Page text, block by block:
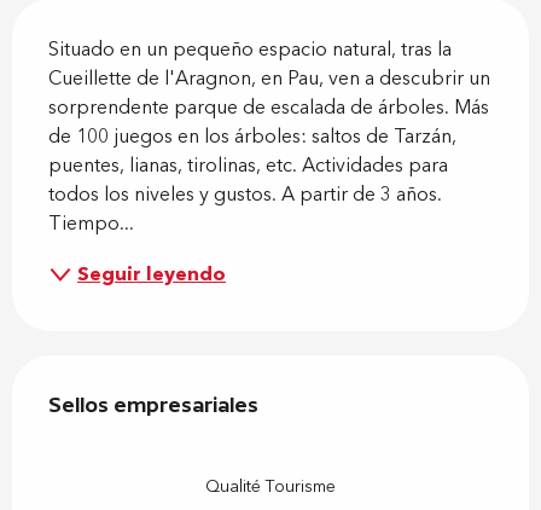
Situado en un pequeño espacio natural, tras la
Cueillette de l'Aragnon, en Pau, ven a descubrir un
sorprendente parque de escalada de árboles. Más
de 100 juegos en los árboles: saltos de Tarzán,
puentes, lianas, tirolinas, etc. Actividades para
todos los niveles y gustos. A partir de 3 años.
Tiempo...
Seguir leyendo
Sellos empresariales
Sellos empresariales
Qualité Tourisme